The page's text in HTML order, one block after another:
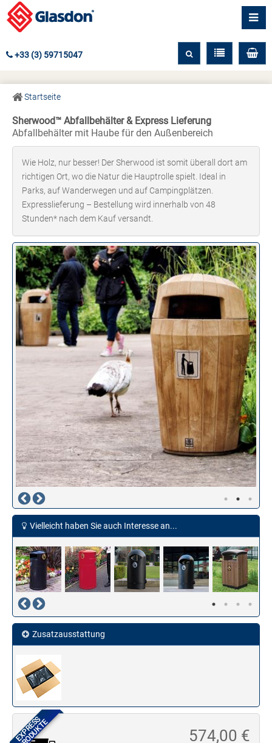
+33 (3) 59715047
Startseite
Sherwood™ Abfallbehälter & Express Lieferung
Abfallbehälter mit Haube für den Außenbereich
Wie Holz, nur besser! Der Sherwood ist somit überall dort am
richtigen Ort, wo die Natur die Hauptrolle spielt. Ideal in
Parks, auf Wanderwegen und auf Campingplätzen.
Expresslieferung – Bestellung wird innerhalb von 48
Stunden* nach dem Kauf versandt.
Vielleicht haben Sie auch Interesse an...
Zusatzausstattung
EXPRESS
PRODUKTE 574,00 €